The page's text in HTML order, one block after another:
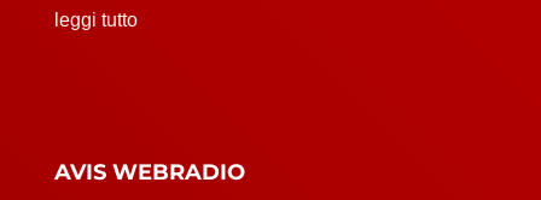
leggi tutto
AVIS WEBRADIO